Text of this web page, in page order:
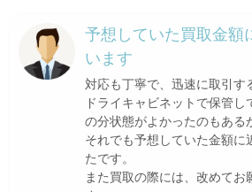
予想していた買取金額
います
対応も丁寧で、迅速に取引す
ドライキャビネットで保管
の分状態がよかったのもある
それでも予想していた金額に
たです。
また買取の際には、改めてお